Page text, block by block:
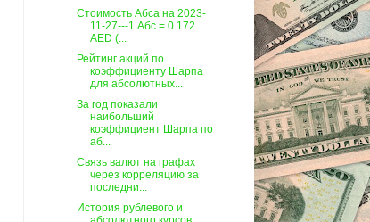
Стоимость Абса на 2023-
11-27---1 Абс = 0.172
AED (...
Рейтинг акций по
коэффициенту Шарпа
для абсолютных...
За год показали
наибольший
коэффициент Шарпа по
аб...
Связь валют на графах
через корреляцию за
последни...
История рублевого и